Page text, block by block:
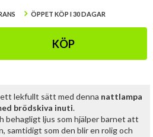
ÖPPET KÖP I 30 DAGAR
KÖP
lekfullt sätt med denna nattlampa
brödskiva inuti.
behagligt ljus som hjälper barnet att
samtidigt som den blir en rolig och